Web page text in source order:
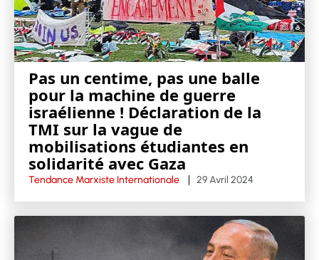
Pas un centime, pas une balle
pour la machine de guerre
israélienne ! Déclaration de la
TMI sur la vague de
mobilisations étudiantes en
solidarité avec Gaza
Tendance Marxiste Internationale 29 Avril 2024